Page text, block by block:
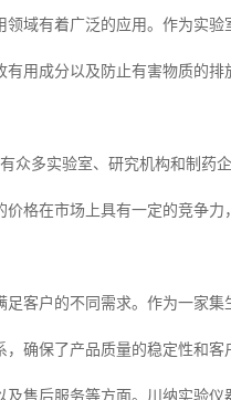
域有着广泛的应用。作为实验
用成分以及防止有害物质的排
众多实验室、研究机构和制药
格在市场上具有一定的竞争力
客户的不同需求。作为一家集
确保了产品质量的稳定性和客
售后服务等方面。川纳实验仪